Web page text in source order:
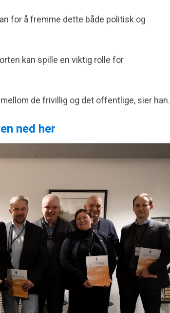
for å fremme dette både politisk og
kan spille en viktig rolle for
de frivillig og det offentlige, sier han.
ned her